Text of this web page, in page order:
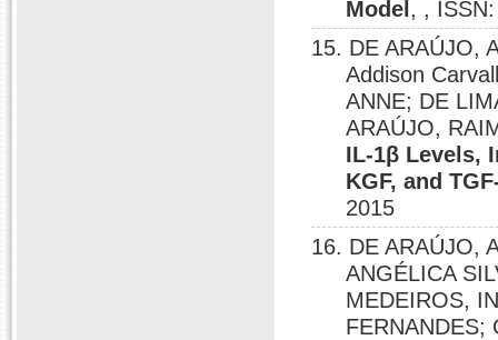
Model , ,
15. DE ARAÚJO,
Addison
ANNE; DE
ARAÚJO,
IL-1β Levels,
KGF, and
2015
16. DE ARAÚJO,
ANGÉLICA
MEDEIROS,
FERNANDES;